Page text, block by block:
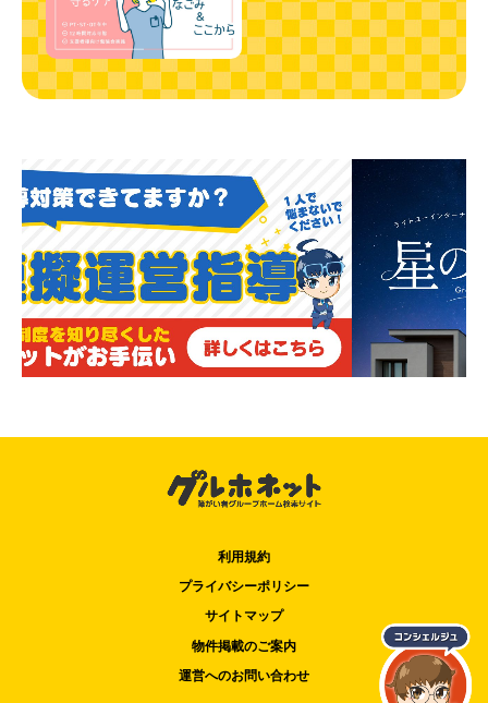
利用規約
プライバシーポリシー
サイトマップ
物件掲載のご案内
運営へのお問い合わせ